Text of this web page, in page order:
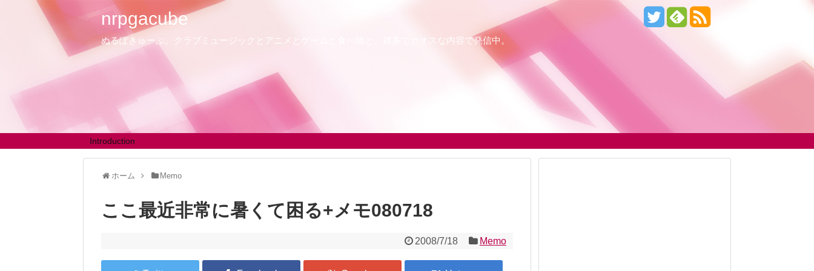
nrpgacube
ぬるぽきゅーぶ。クラブミュージックとアニメとゲームと食べ物と、雑多でカオスな内容で発信中。
Introduction
ホーム Memo
ここ最近非常に暑くて困る+メモ080718
2008/7/18 Memo